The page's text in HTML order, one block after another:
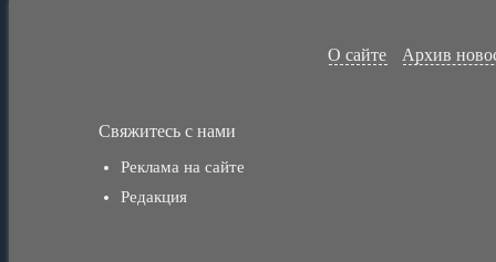
О сайте Архив
Свяжитесь с нами
Реклама на сайте
Редакция